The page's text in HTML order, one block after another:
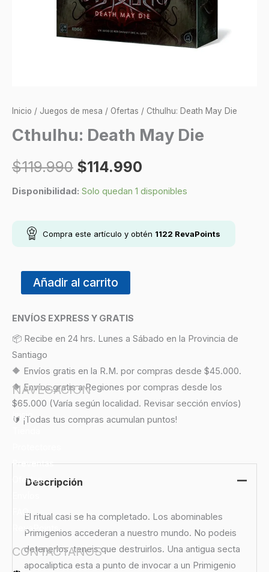
Inicio / Juegos de mesa / Ofertas / Cthulhu: Death May Die
Cthulhu: Death May Die
$119.990 $114.990
Disponibilidad: Solo quedan 1 disponibles
Compra este artículo y obtén 1122 RevaPoints
Añadir al carrito
ENVÍOS EXPRESS Y GRATIS
📦 Recibe en 24 hrs. Lunes a Sábado en la Provincia de
Santiago
🔶 Envíos gratis en la R.M. por compras desde $45.000.
🔶 Envíos gratis a Regiones por compras desde los
$65.000 (Varía según localidad. Revisar sección envíos)
🔰 ¡Todas tus compras acumulan puntos!
Descripción
El ritual casi se ha completado. Los abominables
Primigenios accederan a nuestro mundo. No podeis
detenerlos, teneis que destruirlos. Una antigua secta
apocaliptica esta a punto de invocar a un Primigenio